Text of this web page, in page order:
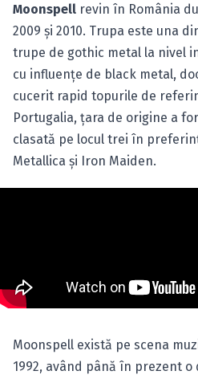
Moonspell revin în România
2009 şi 2010. Trupa este una
trupe de gothic metal la nivel
cu influenţe de black metal,
cucerit rapid topurile de
Portugalia, ţara de origine a
clasată pe locul trei în
Metallica şi Iron Maiden.
Moonspell există pe scena
1992, având până în prezent